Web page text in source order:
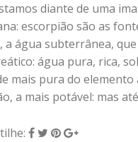
diante de uma
escorpião são as
a água subterrânea,
água pura, rica,
mais pura do elemento
a mais potável: mas